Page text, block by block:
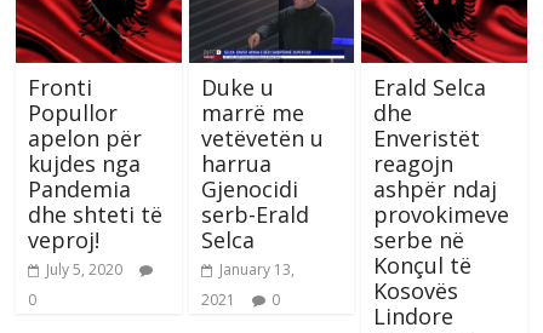
Fronti
Popullor
apelon për
kujdes nga
Pandemia
dhe shteti të
veproj!
July 5, 2020
0
Duke u
marrë me
vetëvetën u
harrua
Gjenocidi
serb-Erald
Selca
January 13,
2021
0
Erald Selca
dhe
Enveristët
reagojn
ashpër ndaj
provokimeve
serbe në
Konçul të
Kosovës
Lindore